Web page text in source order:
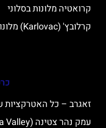
קרואטיה מלונות בסלוני
קרלובץ' (Karlovac) מלונות מומלצים
זאגרב – כל